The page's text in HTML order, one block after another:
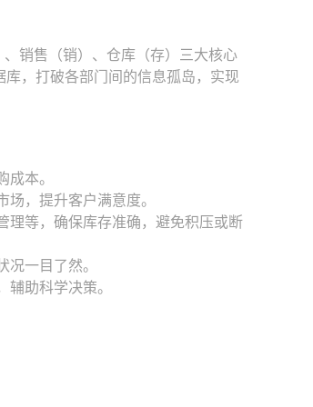
销售（销）、仓库（存）三大核心
，打破各部门间的信息孤岛，实现
本。
，提升客户满意度。
理等，确保库存准确，避免积压或断
一目了然。
助科学决策。